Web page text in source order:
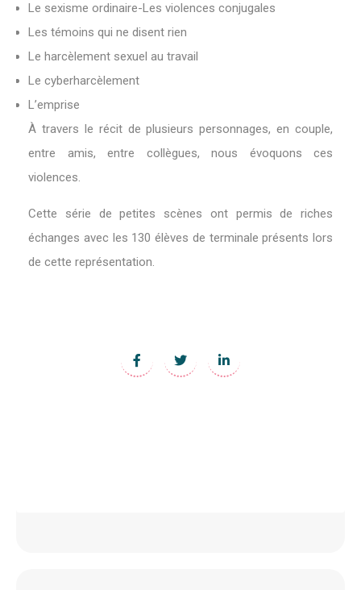
Le sexisme ordinaire-Les violences conjugales
Les témoins qui ne disent rien
Le harcèlement sexuel au travail
Le cyberharcèlement
L’emprise
À travers le récit de plusieurs personnages, en couple,
entre amis, entre collègues, nous évoquons ces
violences.
Cette série de petites scènes ont permis de riches
échanges avec les 130 élèves de terminale présents lors
de cette représentation.